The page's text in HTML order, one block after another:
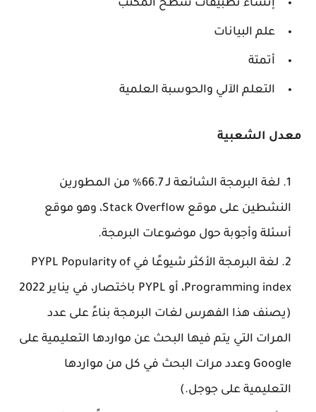
إنشاء تطبيقات سطح المكتب
علم البيانات
أتمتة
التعلم الآلي والحوسبة العلمية
معدل الشعبية
لغة البرمجة الشائعة لـ 66.7٪ من المطورين
النشطين على موقع Stack Overflow، وهو موقع
أسئلة وأجوبة حول موضوعات البرمجة.
لغة البرمجة الأكثر شيوعًا في PYPL Popularity of
Programming index، أو PYPL باختصار، في يناير 2022
(يصنف هذا الفهرس لغات البرمجة بناءً على عدد
المرات التي يتم فيها البحث عن مواردها التعليمية على
Google وعدد مرات البحث في كل من مواردها
التعليمية على جوجل.)